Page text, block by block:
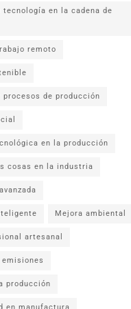
tecnología en la cadena de
remoto
procesos de producción
en la producción
cosas en la industria
Mejora ambiental
artesanal
emisiones
producción